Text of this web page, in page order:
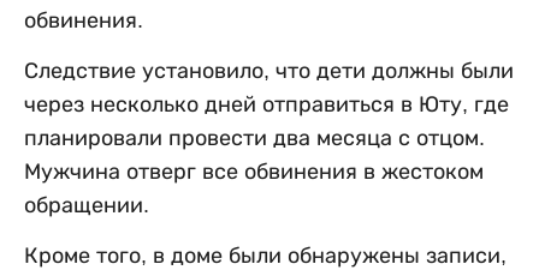
обвинения.
Следствие установило, что дети должны были
через несколько дней отправиться в Юту, где
планировали провести два месяца с отцом.
Мужчина отверг все обвинения в жестоком
обращении.
Кроме того, в доме были обнаружены записи,